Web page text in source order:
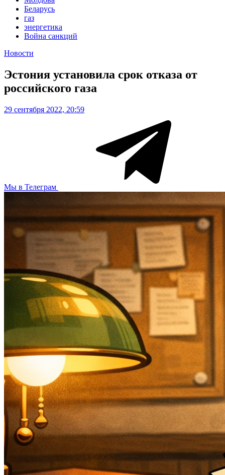
Беларусь
газ
энергетика
Война санкций
Новости
Эстония установила срок отказа от
российского газа
29 сентября 2022, 20:59
Мы в Телеграм